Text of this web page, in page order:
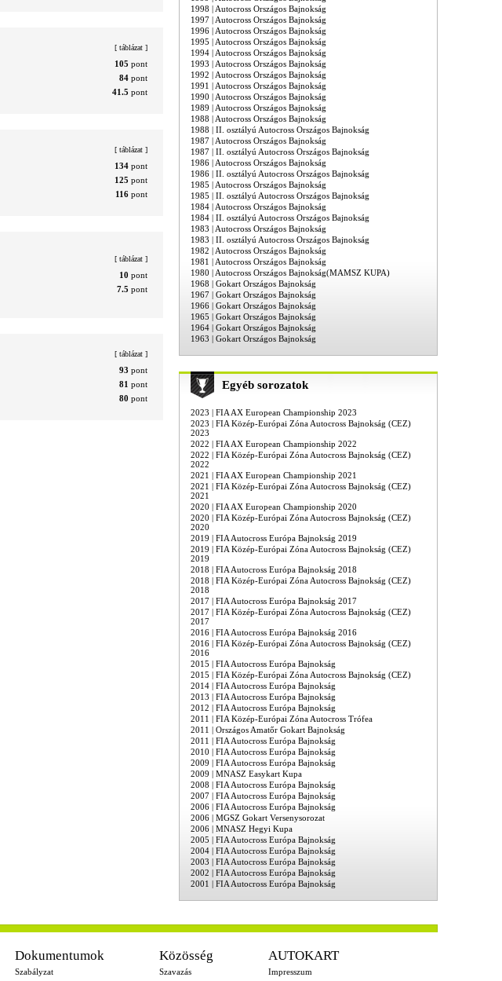
[ táblázat ]
105 pont
84 pont
41.5 pont
[ táblázat ]
134 pont
125 pont
116 pont
[ táblázat ]
10 pont
7.5 pont
[ táblázat ]
93 pont
81 pont
80 pont
1998 | Autocross Országos Bajnokság
1997 | Autocross Országos Bajnokság
1996 | Autocross Országos Bajnokság
1995 | Autocross Országos Bajnokság
1994 | Autocross Országos Bajnokság
1993 | Autocross Országos Bajnokság
1992 | Autocross Országos Bajnokság
1991 | Autocross Országos Bajnokság
1990 | Autocross Országos Bajnokság
1989 | Autocross Országos Bajnokság
1988 | Autocross Országos Bajnokság
1988 | II. osztályú Autocross Országos Bajnokság
1987 | Autocross Országos Bajnokság
1987 | II. osztályú Autocross Országos Bajnokság
1986 | Autocross Országos Bajnokság
1986 | II. osztályú Autocross Országos Bajnokság
1985 | Autocross Országos Bajnokság
1985 | II. osztályú Autocross Országos Bajnokság
1984 | Autocross Országos Bajnokság
1984 | II. osztályú Autocross Országos Bajnokság
1983 | Autocross Országos Bajnokság
1983 | II. osztályú Autocross Országos Bajnokság
1982 | Autocross Országos Bajnokság
1981 | Autocross Országos Bajnokság
1980 | Autocross Országos Bajnokság(MAMSZ KUPA)
1968 | Gokart Országos Bajnokság
1967 | Gokart Országos Bajnokság
1966 | Gokart Országos Bajnokság
1965 | Gokart Országos Bajnokság
1964 | Gokart Országos Bajnokság
1963 | Gokart Országos Bajnokság
Egyéb sorozatok
2023 | FIA AX European Championship 2023
2023 | FIA Közép-Európai Zóna Autocross Bajnokság (CEZ)
2023
2022 | FIA AX European Championship 2022
2022 | FIA Közép-Európai Zóna Autocross Bajnokság (CEZ)
2022
2021 | FIA AX European Championship 2021
2021 | FIA Közép-Európai Zóna Autocross Bajnokság (CEZ)
2021
2020 | FIA AX European Championship 2020
2020 | FIA Közép-Európai Zóna Autocross Bajnokság (CEZ)
2020
2019 | FIA Autocross Európa Bajnokság 2019
2019 | FIA Közép-Európai Zóna Autocross Bajnokság (CEZ)
2019
2018 | FIA Autocross Európa Bajnokság 2018
2018 | FIA Közép-Európai Zóna Autocross Bajnokság (CEZ)
2018
2017 | FIA Autocross Európa Bajnokság 2017
2017 | FIA Közép-Európai Zóna Autocross Bajnokság (CEZ)
2017
2016 | FIA Autocross Európa Bajnokság 2016
2016 | FIA Közép-Európai Zóna Autocross Bajnokság (CEZ)
2016
2015 | FIA Autocross Európa Bajnokság
2015 | FIA Közép-Európai Zóna Autocross Bajnokság (CEZ)
2014 | FIA Autocross Európa Bajnokság
2013 | FIA Autocross Európa Bajnokság
2012 | FIA Autocross Európa Bajnokság
2011 | FIA Közép-Európai Zóna Autocross Trófea
2011 | Országos Amatőr Gokart Bajnokság
2011 | FIA Autocross Európa Bajnokság
2010 | FIA Autocross Európa Bajnokság
2009 | FIA Autocross Európa Bajnokság
2009 | MNASZ Easykart Kupa
2008 | FIA Autocross Európa Bajnokság
2007 | FIA Autocross Európa Bajnokság
2006 | FIA Autocross Európa Bajnokság
2006 | MGSZ Gokart Versenysorozat
2006 | MNASZ Hegyi Kupa
2005 | FIA Autocross Európa Bajnokság
2004 | FIA Autocross Európa Bajnokság
2003 | FIA Autocross Európa Bajnokság
2002 | FIA Autocross Európa Bajnokság
2001 | FIA Autocross Európa Bajnokság
Dokumentumok
Szabályzat
Közösség
Szavazás
AUTOKART
Impresszum